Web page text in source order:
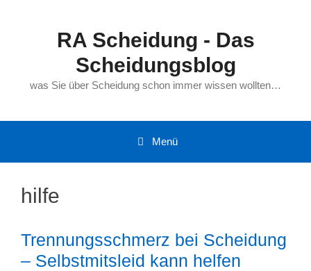
RA Scheidung - Das
Scheidungsblog
was Sie über Scheidung schon immer wissen wollten…
Menü
hilfe
Trennungsschmerz bei Scheidung
– Selbstmitsleid kann helfen